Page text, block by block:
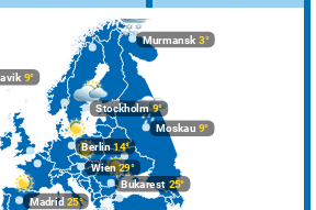
Madrid 25°
Wien29°
Bukarest25°
9°
Berlin14°
Stockholm9°
Murmansk 3°
Moskau 9°